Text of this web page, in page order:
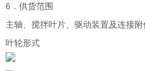
6．供货范围
主轴、搅拌叶片、驱动装置及连接附
叶轮形式